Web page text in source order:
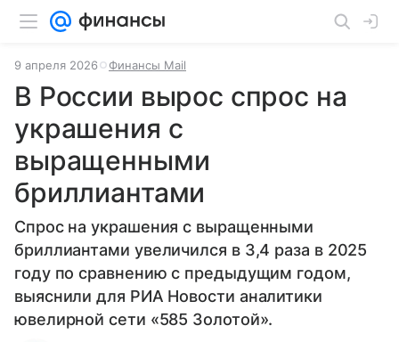
9 апреля 2026 Финансы Mail
В России вырос спрос на
украшения с
выращенными
бриллиантами
Спрос на украшения с выращенными
бриллиантами увеличился в 3,4 раза в 2025
году по сравнению с предыдущим годом,
выяснили для РИА Новости аналитики
ювелирной сети «585 Золотой».